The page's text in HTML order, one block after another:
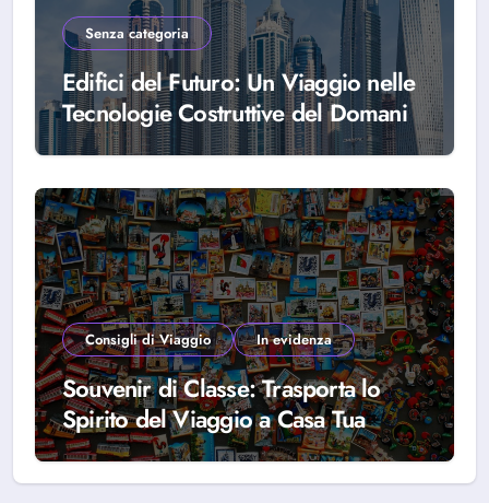
Senza categoria
Edifici del Futuro: Un Viaggio nelle
Tecnologie Costruttive del Domani
Consigli di Viaggio In evidenza
Souvenir di Classe: Trasporta lo
Spirito del Viaggio a Casa Tua